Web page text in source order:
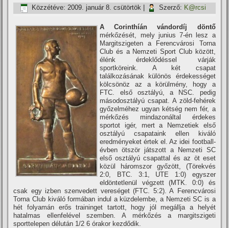
Közzétéve: 2009. január 8. csütörtök Szerző: K@rcsi
A Corinthí­án vándordí­j döntő
mérkőzését, mely junius 7-én lesz a
Margitszigeten a Ferencvárosi Torna
Club és a Nemzeti Sport Club között,
élénk érdeklődéssel várják
sportköreink. A két csapat
találkozásának különös érdekességet
kölcsönöz az a körülmény, hogy a
FTC. első osztályú, a NSC. pedig
másodosztályú csapat. A zöld-fehérek
győzelméhez ugyan kétség nem fér, a
mérkőzés mindazonáltal érdekes
sportot igér, mert a Nemzetiek első
osztályú csapataink ellen kiváló
eredményeket értek el. Az idei football-
évben ötször játszott a Nemzeti SC
első osztályú csapattal és az öt eset
közül háromszor győzött, (Törekvés
2:0, BTC. 3:1, UTE 1:0) egyszer
eldöntetlenül végzett (MTK. 0:0) és
csak egy izben szenvedett vereséget (FTC. 5:2). A Ferencvárosi
Torna Club kiváló formában indul a küzdelembe, a Nemzeti SC is a
hét folyamán erős traininget tartott, hogy jól megállja a helyét
hatalmas ellenfelével szemben. A mérkőzés a margitszigeti
sporttelepen délután 1/2 6 órakor kezdődik.